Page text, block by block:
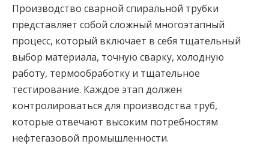
Производство сварной спиральной трубки
представляет собой сложный многоэтапный
процесс, который включает в себя тщательный
выбор материала, точную сварку, холодную
работу, термообработку и тщательное
тестирование. Каждое этап должен
контролироваться для производства труб,
которые отвечают высоким потребностям
нефтегазовой промышленности.